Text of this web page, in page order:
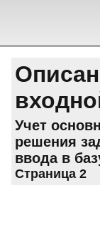
Учет
решения
ввода в
Страница 2